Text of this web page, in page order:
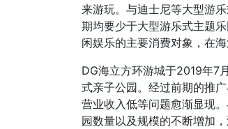
来游玩。与迪士尼等大型游
期均要少于大型游乐式主题
闲娱乐的主要消费对象，在
DG海立方环游城于2019年7
式亲子公园。经过前期的推
营业收入低等问题愈渐显现
园数量以及规模的不断增加